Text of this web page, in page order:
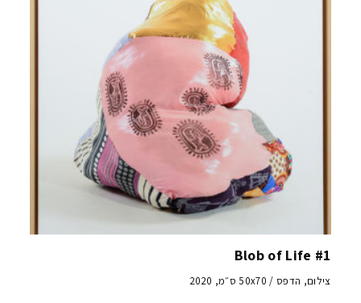
Blob of Life #1
צילום, הדפס / 50x70 ס״מ, 2020